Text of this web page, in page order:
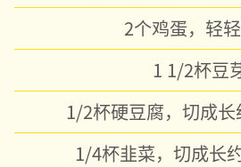
2个鸡蛋，轻
1 1/2杯豆
1/2杯硬豆腐，切成
1/4杯韭菜，切成长